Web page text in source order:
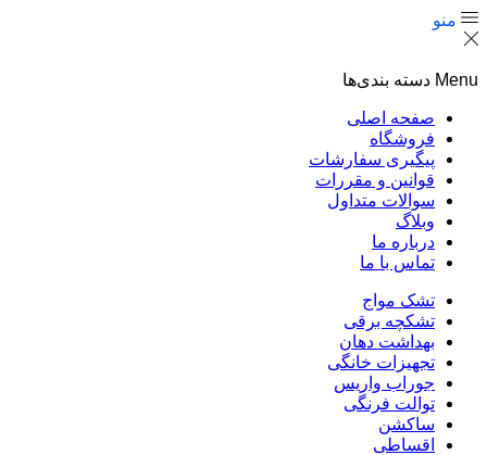
منو
Menu دسته بندی‌ها
صفحه اصلی
فروشگاه
پیگیری سفارشات
قوانین و مقررات
سوالات متداول
وبلاگ
درباره ما
تماس با ما
تشک مواج
تشکچه برقی
بهداشت دهان
تجهیزات خانگی
جوراب واریس
توالت فرنگی
ساکشن
اقساطی